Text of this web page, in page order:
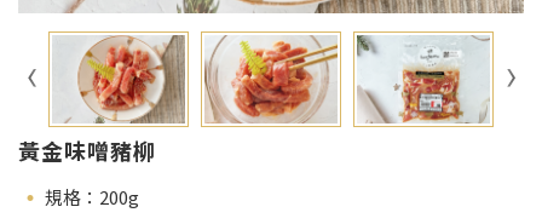
黃金味噌豬柳
規格：200g